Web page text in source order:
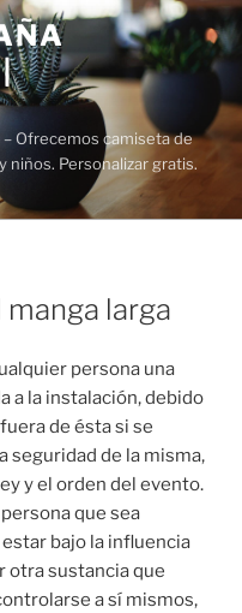
Ofrecemos camiseta de
niños. Personalizar gratis.
larga
persona una
a la instalación, debido
de ésta si se
seguridad de la misma,
y el orden del evento.
que sea
bajo la influencia
otra sustancia que
a sí mismos,